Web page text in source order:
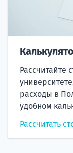
Рассчитайте
расходы в
удобном
Рассчитать